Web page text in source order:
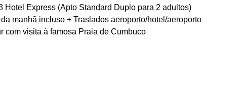
Hotel Express (Apto Standard Duplo para 2 adultos)
manhã incluso + Traslados aeroporto/hotel/aeroporto
com visita à famosa Praia de Cumbuco